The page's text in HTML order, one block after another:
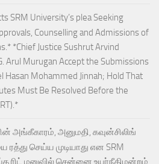
SRM University’s plea Seeking
Counselling and Admissions of
*Chief Justice Sushrut Arvind
Arul Murugan Accept the Submissions
Hasan Mohammed Jinnah; Hold That
Must Be Resolved Before the
அங்கீகாரம், அனுமதி, கவுன்சிலிங்
செய்ய முடியாது என SRM
ரிட் மனுவில் சென்னை உயர்நீதிமன்றம்